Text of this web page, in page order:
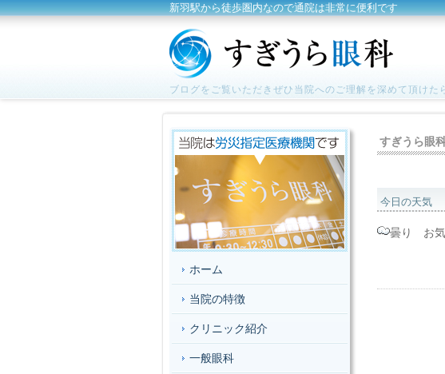
新羽駅から徒歩圏内なので通院は非常に便利です
ブログをご覧いただきぜひ当院へのご理解を深めて頂けた
すぎうら眼
今日の天気
曇り お気
ホーム
当院の特徴
クリニック紹介
一般眼科